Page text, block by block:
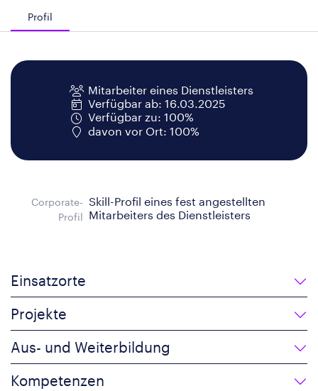
Profil
Mitarbeiter eines Dienstleisters
Verfügbar ab: 16.03.2025
Verfügbar zu: 100%
davon vor Ort: 100%
Corporate-
Profil
Skill-Profil eines fest angestellten
Mitarbeiters des Dienstleisters
Einsatzorte
Projekte
Aus- und Weiterbildung
Kompetenzen